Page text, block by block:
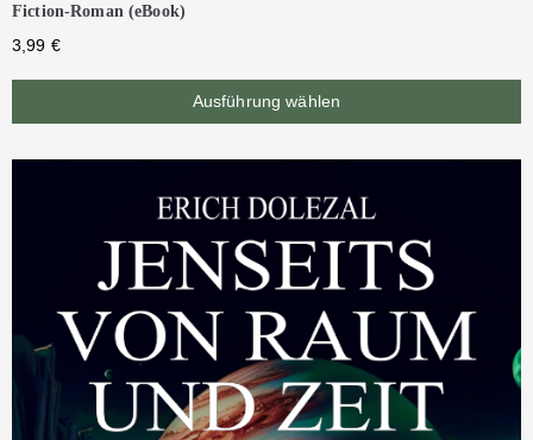
Fiction-Roman (eBook)
3,99 €
Ausführung wählen